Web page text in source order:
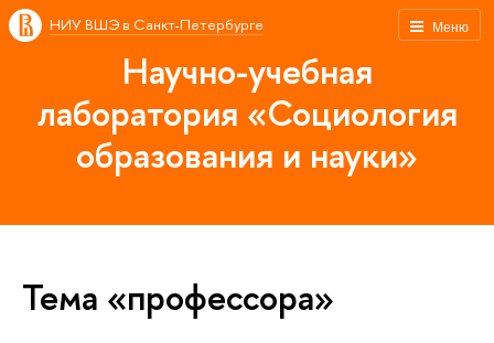
Меню
НИУ ВШЭ в Санкт-Петербурге
Научно-учебная
лаборатория «Социология
образования и науки»
Тема «профессора»